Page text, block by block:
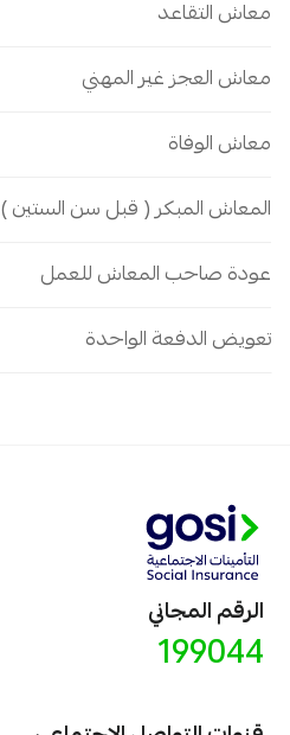
معاش التقاعد
معاش العجز غير المهني
معاش الوفاة
المعاش المبكر ( قبل سن الستين )
عودة صاحب المعاش للعمل
تعويض الدفعة الواحدة
الرقم المجاني
199044